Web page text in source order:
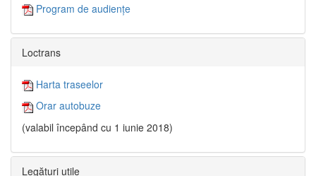
Program de audiențe
Loctrans
Harta traseelor
Orar autobuze
(valabil începând cu 1 iunie 2018)
Legături utile